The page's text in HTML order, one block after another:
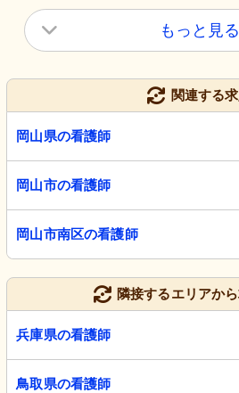
もっと見る
関連する
岡山県の看護師
岡山市の看護師
岡山市南区の看護師
隣接するエリアか
兵庫県の看護師
鳥取県の看護師